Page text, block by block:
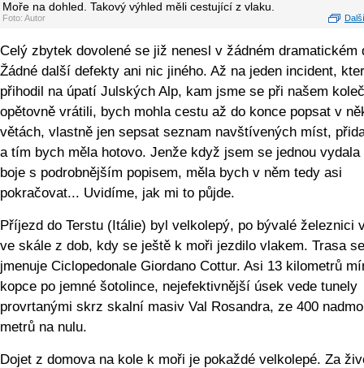
Moře na dohled. Takový výhled měli cestující z vlaku.
Foto: Autor
Celý zbytek dovolené se již nenesl v žádném dramatickém
Žádné další defekty ani nic jiného. Až na jeden incident,
přihodil na úpatí Julských Alp, kam jsme se při našem
opětovně vrátili, bych mohla cestu až do konce popsat v
větách, vlastně jen sepsat seznam navštívených míst,
a tím bych měla hotovo. Jenže když jsem se jednou vydala
boje s podrobnějším popisem, měla bych v něm tedy asi
pokračovat... Uvidíme, jak mi to půjde.
Příjezd do Terstu (Itálie) byl velkolepý, po bývalé železnici
ve skále z dob, kdy se ještě k moři jezdilo vlakem. Trasa se
jmenuje Ciclopedonale Giordano Cottur. Asi 13 kilometrů
kopce po jemné šotolince, nejefektivnější úsek vede tunely
provrtanými skrz skalní masiv Val Rosandra, ze 400
metrů na nulu.
Dojet z domova na kole k moři je pokaždé velkolepé. Za